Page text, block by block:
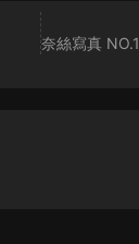
奈絲寫真